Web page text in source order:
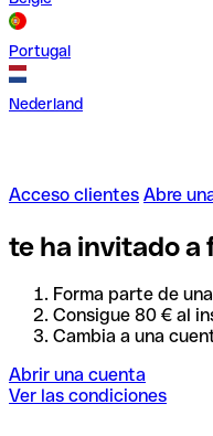
Portugal
Nederland
Acceso clientes Abre
te ha invitado a
Forma parte de
Consigue 80 € al
Cambia a una
Abrir una cuenta
Ver las condiciones